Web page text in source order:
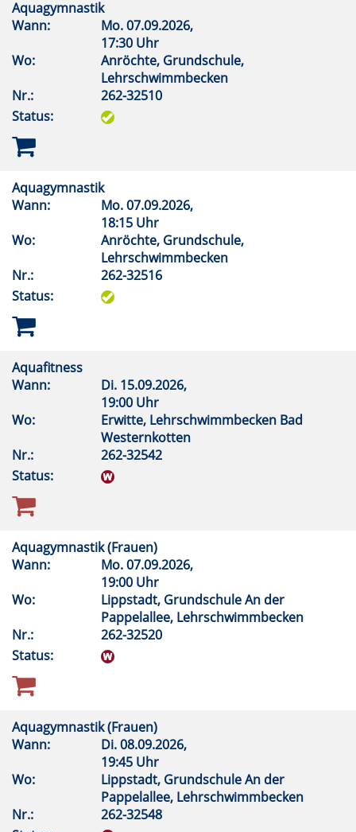
Aquagymnastik
Wann:
Mo.07.09.2026,
17:30 Uhr
Wo:
Anröchte, Grundschule,
Lehrschwimmbecken
Nr.:
262-32510
Status:
Aquagymnastik
Wann:
Mo.07.09.2026,
18:15 Uhr
Wo:
Anröchte, Grundschule,
Lehrschwimmbecken
Nr.:
262-32516
Status:
Aquafitness
Wann:
Di. 15.09.2026,
19:00 Uhr
Wo:
Erwitte, Lehrschwimmbecken Bad
Westernkotten
Nr.:
262-32542
Status:
Aquagymnastik (Frauen)
Wann:
Mo.07.09.2026,
19:00 Uhr
Wo:
Lippstadt, Grundschule An der
Pappelallee, Lehrschwimmbecken
Nr.:
262-32520
Status:
Aquagymnastik (Frauen)
Wann:
Di.08.09.2026,
19:45 Uhr
Wo:
Lippstadt, Grundschule An der
Pappelallee, Lehrschwimmbecken
Nr.:
262-32548